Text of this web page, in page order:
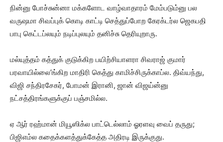
நின்னு போச்சுன்னா மக்களோட வாழ்வாதாரம் மேம்படும்னு பல
வருஷமா சிவப்புக் கொடி காட்டி செத்துப்போற கேரக்டர்ல ஜெகபதி
பாபு கெட்டப்லயும் நடிப்புலயும் தனிச்சு தெரியுறாரு.
மல்யுத்தம் கத்துக் குடுக்கிற பயிற்சியாளரா சிவராஜ் குமார்
பரவாயில்லை’ங்கிற மாதிரி கெத்து காமிச்சிருக்காப்ல. திவ்யந்து,
விஜி சந்திரசேகர், போமன் இரானி, ஜான் விஜய்ன்னு
நட்சத்திரங்களுக்குப் பஞ்சமில்ல.
ஏ ஆர் ரஹ்மான் மியூஸிக்ல பாட்டெல்லாம் ஓரளவு வைப் தருது;
பிஜிஎம்ல கதைக்களத்துக்கேத்த அதிரடி இருக்குது.